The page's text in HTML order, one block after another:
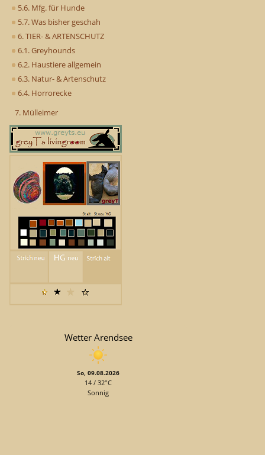
5.6. Mfg. für Hunde
5.7. Was bisher geschah
6. TIER- & ARTENSCHUTZ
6.1. Greyhounds
6.2. Haustiere allgemein
6.3. Natur- & Artenschutz
6.4. Horrorecke
7. Mülleimer
Wetter Arendsee
So, 09.08.2026
14 / 32°C
Sonnig